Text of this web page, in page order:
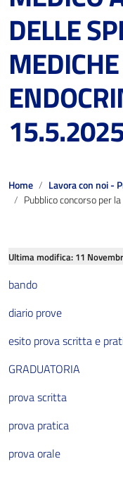
L’organizzazione
Le Strutture
Gli Organismi di
Organigrammi
Carta dei Servizi
Gli Ospedali
I Servizi di Salute
Il Dipartimento di
Le Sedi Territoriali
I Servizi
DELLE
Home
Lavora con noi -
Pubblico concorso per la copertura a tempo indeterminato di n. 1 posto di DIRIGENTE MEDICO AREA MEDICA E DELLE SPECIALITA’ MEDICHE disciplina di
Ultima modifica: 11
bando
diario prove
esito prova scritta e
GRADUATORIA
prova scritta
prova pratica
prova orale